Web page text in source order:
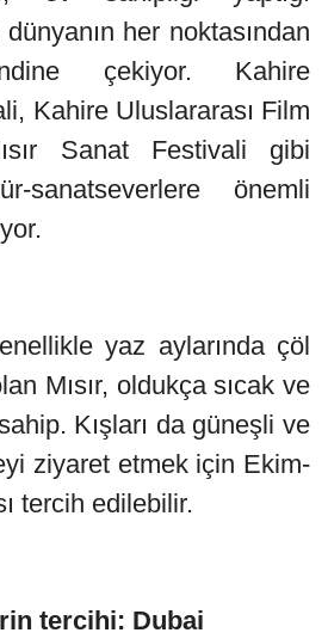
her noktasından
çekiyor. Kahire
Kahire Uluslararası Film
Sanat Festivali gibi
sanatseverlere önemli
yaz aylarında çöl
Mısır, oldukça sıcak ve
Kışları da güneşli ve
ziyaret etmek için Ekim-
tercih edilebilir.
tercihi: Dubai